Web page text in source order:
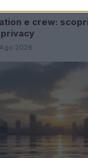
e crew:
2026